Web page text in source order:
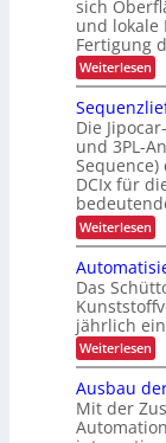
a
z
i
t
ä
e
n
r
I
n
t
r
a
l
o
g
i
s
t
i
k
ü
r
d
a
s
K
I
-
Z
e
i
a
l
t
e
r
e
r
-
T
e
s
t
c
e
n
t
e
r
f
ü
r
u
n
sich
und lokale
Fertigung
Weiterlesen:
S
c
h
n
e
l
l
e
r
e
P
r
o
z
e
s
s
r
ü
c
k
m
Die
und 3PL-
DCIx für
Weiterlesen:
S
q
u
e
n
z
l
e
f
e
Das
jährlich
Weiterlesen:
A
t
o
m
Ausbau
Mit der